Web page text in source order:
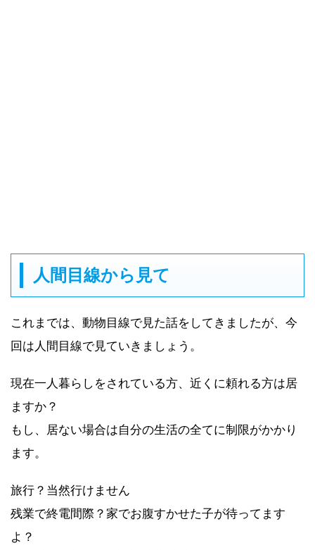
人間目線から見て
これまでは、動物目線で見た話をしてきましたが、今
回は人間目線で見ていきましょう。
現在一人暮らしをされている方、近くに頼れる方は居
ますか？
もし、居ない場合は自分の生活の全てに制限がかかり
ます。
旅行？当然行けません
残業で終電間際？家でお腹すかせた子が待ってます
よ？